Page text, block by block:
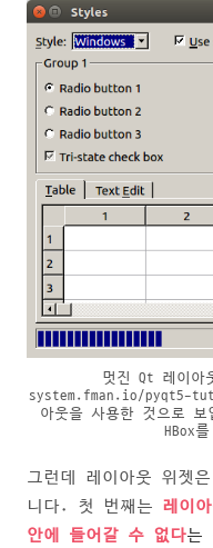
멋진 Qt 레이
system.fman.io/pyqt5-
아웃을 사용한 것으로
HBox
그런데 레이아웃 위젯
니다. 첫 번째는 레이
안에 들어갈 수 없다는